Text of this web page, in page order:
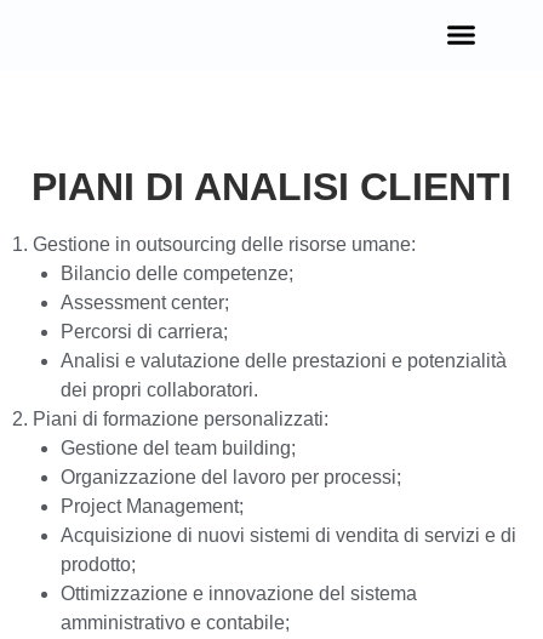
PIANI DI ANALISI CLIENTI
1. Gestione in outsourcing delle risorse umane:
Bilancio delle competenze;
Assessment center;
Percorsi di carriera;
Analisi e valutazione delle prestazioni e potenzialità
dei propri collaboratori.
2. Piani di formazione personalizzati:
Gestione del team building;
Organizzazione del lavoro per processi;
Project Management;
Acquisizione di nuovi sistemi di vendita di servizi e di
prodotto;
Ottimizzazione e innovazione del sistema
amministrativo e contabile;